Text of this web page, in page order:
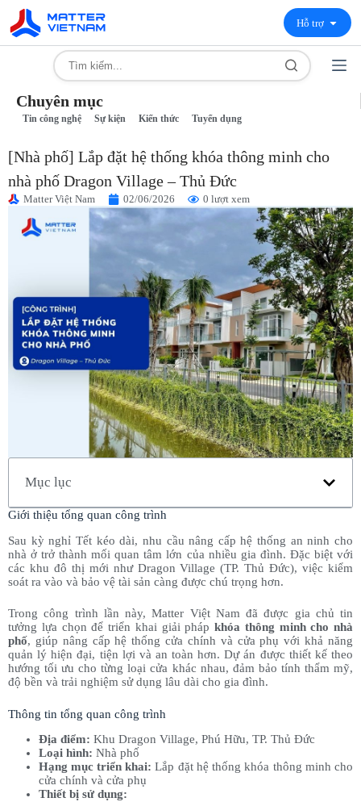
Hỗ trợ
Chuyên mục
Tin công nghệ Sự kiện Kiến thức Tuyển dụng
[Nhà phố] Lắp đặt hệ thống khóa thông minh cho
nhà phố Dragon Village – Thủ Đức
Matter Việt Nam 02/06/2026 0 lượt xem
Mục lục
Giới thiệu tổng quan công trình
Sau kỳ nghỉ Tết kéo dài, nhu cầu nâng cấp hệ thống an ninh cho
nhà ở trở thành mối quan tâm lớn của nhiều gia đình. Đặc biệt với
các khu đô thị mới như Dragon Village (TP. Thủ Đức), việc kiểm
soát ra vào và bảo vệ tài sản càng được chú trọng hơn.
Trong công trình lần này, Matter Việt Nam đã được gia chủ tin
tưởng lựa chọn để triển khai giải pháp khóa thông minh cho nhà
phố, giúp nâng cấp hệ thống cửa chính và cửa phụ với khả năng
quản lý hiện đại, tiện lợi và an toàn hơn. Dự án được thiết kế theo
hướng tối ưu cho từng loại cửa khác nhau, đảm bảo tính thẩm mỹ,
độ bền và trải nghiệm sử dụng lâu dài cho gia đình.
Thông tin tổng quan công trình
Địa điểm: Khu Dragon Village, Phú Hữu, TP. Thủ Đức
Loại hình: Nhà phố
Hạng mục triển khai: Lắp đặt hệ thống khóa thông minh cho
cửa chính và cửa phụ
Thiết bị sử dụng: